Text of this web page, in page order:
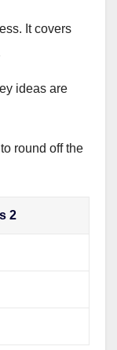
It covers
ideas are
round off the
2